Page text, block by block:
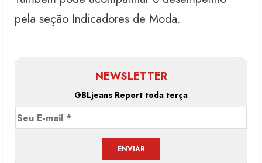
pela seção Indicadores de Moda.
NEWSLETTER
GBLjeans Report toda terça